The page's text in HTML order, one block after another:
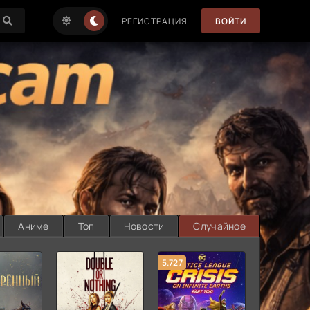
РЕГИСТРАЦИЯ ВОЙТИ
Аниме Топ Новости Случайное
5.727 8.889